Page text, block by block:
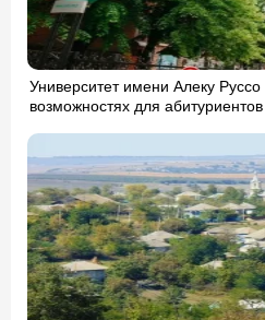
Университет имени Алеку
возможностях для